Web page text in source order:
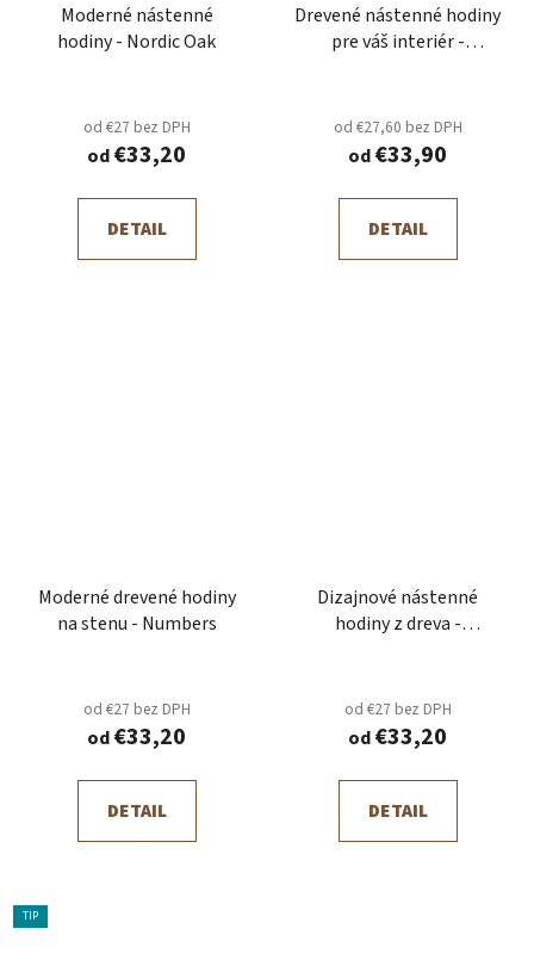
Moderné nástenné
hodiny - Nordic Oak
od €27 bez DPH
od€33,20
DETAIL
Drevené nástenné hodiny
pre váš interiér -
od €27,60 bez DPH
od€33,90
DETAIL
Moderné drevené hodiny
na stenu - Numbers
od €27 bez DPH
od€33,20
DETAIL
Dizajnové nástenné
hodiny z dreva -
od €27 bez DPH
od€33,20
DETAIL
TIP